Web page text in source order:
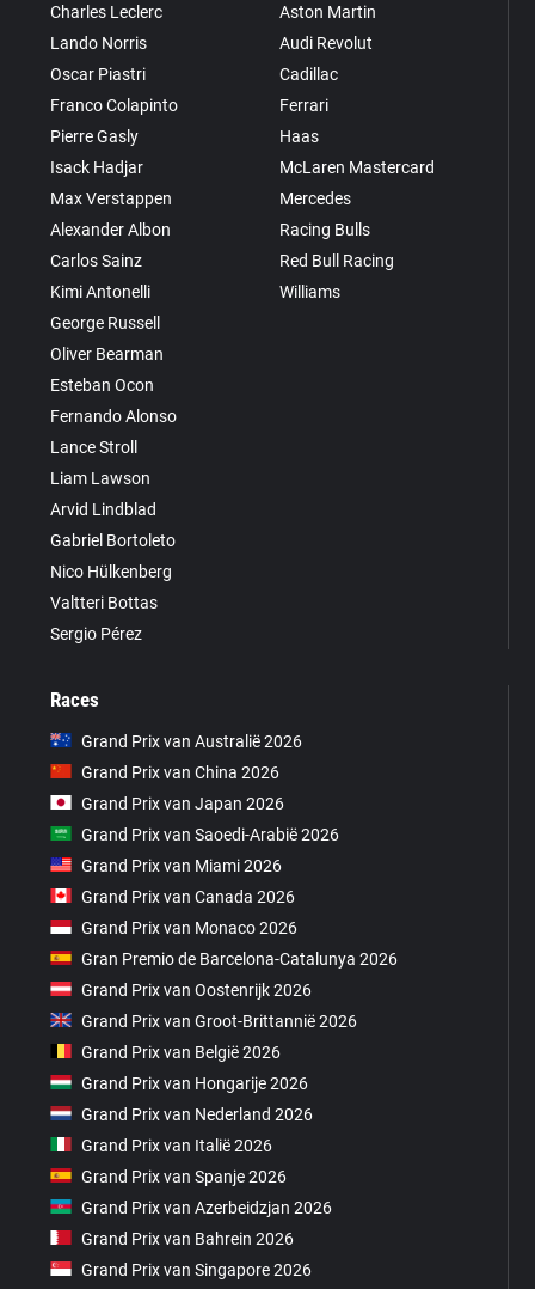
Charles Leclerc
Lando Norris
Oscar Piastri
Franco Colapinto
Pierre Gasly
Isack Hadjar
Max Verstappen
Alexander Albon
Carlos Sainz
Kimi Antonelli
George Russell
Oliver Bearman
Esteban Ocon
Fernando Alonso
Lance Stroll
Liam Lawson
Arvid Lindblad
Gabriel Bortoleto
Nico Hülkenberg
Valtteri Bottas
Sergio Pérez
Aston Martin
Audi Revolut
Cadillac
Ferrari
Haas
McLaren Mastercard
Mercedes
Racing Bulls
Red Bull Racing
Williams
Races
Grand Prix van Australië 2026
Grand Prix van China 2026
Grand Prix van Japan 2026
Grand Prix van Saoedi-Arabië 2026
Grand Prix van Miami 2026
Grand Prix van Canada 2026
Grand Prix van Monaco 2026
Gran Premio de Barcelona-Catalunya 2026
Grand Prix van Oostenrijk 2026
Grand Prix van Groot-Brittannië 2026
Grand Prix van België 2026
Grand Prix van Hongarije 2026
Grand Prix van Nederland 2026
Grand Prix van Italië 2026
Grand Prix van Spanje 2026
Grand Prix van Azerbeidzjan 2026
Grand Prix van Bahrein 2026
Grand Prix van Singapore 2026